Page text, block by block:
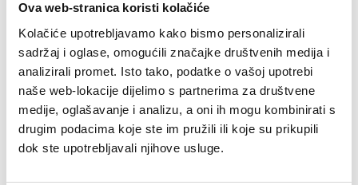
Ova web-stranica koristi kolačiće
Kolačiće upotrebljavamo kako bismo personalizirali
sadržaj i oglase, omogućili značajke društvenih medija i
analizirali promet. Isto tako, podatke o vašoj upotrebi
naše web-lokacije dijelimo s partnerima za društvene
medije, oglašavanje i analizu, a oni ih mogu kombinirati s
drugim podacima koje ste im pružili ili koje su prikupili
dok ste upotrebljavali njihove usluge.
Težina (brutto) 20
Broj dijelova 3
Težina (brutto) 24